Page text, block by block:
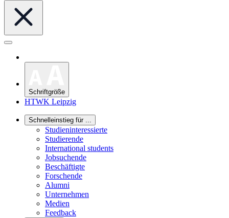
Schriftgröße
HTWK Leipzig
Schnelleinstieg für ...
Studieninteressierte
Studierende
International students
Jobsuchende
Beschäftigte
Forschende
Alumni
Unternehmen
Medien
Feedback